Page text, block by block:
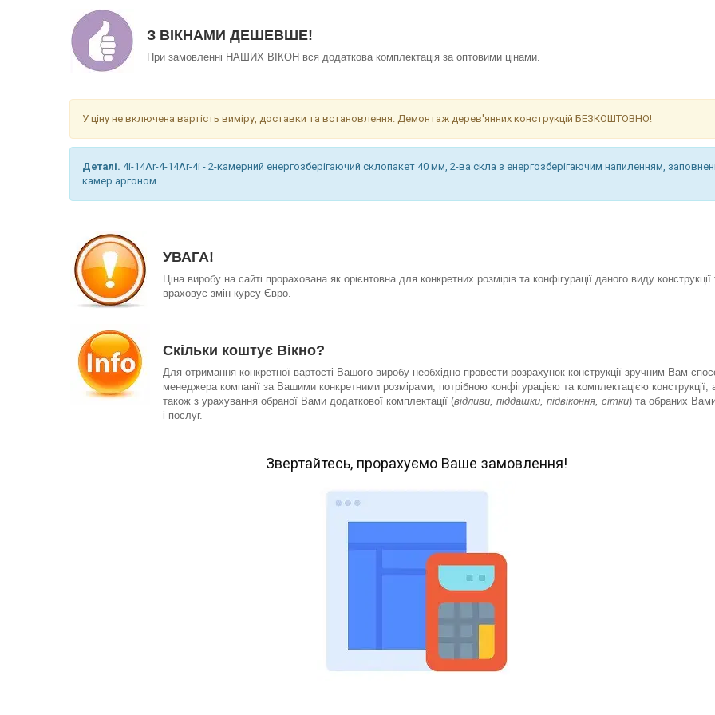
З ВІКНАМИ ДЕШЕВШЕ!
При замовленні НАШИХ ВІКОН вся додаткова комплектація за оптовими цінами.
У ціну не включена вартість виміру, доставки та встановлення. Демонтаж дерев'янних конструкцій БЕЗКОШТОВНО!
Деталі. 4i-14Ar-4-14Ar-4i - 2-камерний енергозберігаючий склопакет 40 мм, 2-ва скла з енергозберігаючим напиленням,
камер аргоном.
УВАГА!
Ціна виробу на сайті прорахована як орієнтовна для конкретних розмірів та конфігурації даного виду конструкції
враховує змін курсу Євро.
Скільки коштує Вікно?
Для отримання конкретної вартості Вашого виробу необхідно провести розрахунок конструкції зручним Вам
менеджера компанії за Вашими конкретними розмірами, потрібною конфігурацією та комплектацією конструкції,
також з урахування обраної Вами додаткової комплектації (відливи, піддашки, підвіконня, сітки) та обраних
і послуг.
Звертайтесь, прорахуємо Ваше замовлення!